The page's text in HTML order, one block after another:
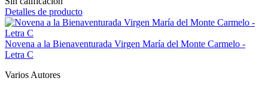
Detalles de producto
Novena a la Bienaventurada Virgen María del Monte Carmelo -
Letra C
Varios Autores